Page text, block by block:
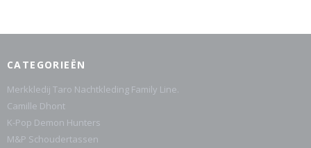
CATEGORIEËN
Merkkledij Taro Nachtkleding Family Line.
Camille Dhont
K-Pop Demon Hunters
M&P Schoudertassen